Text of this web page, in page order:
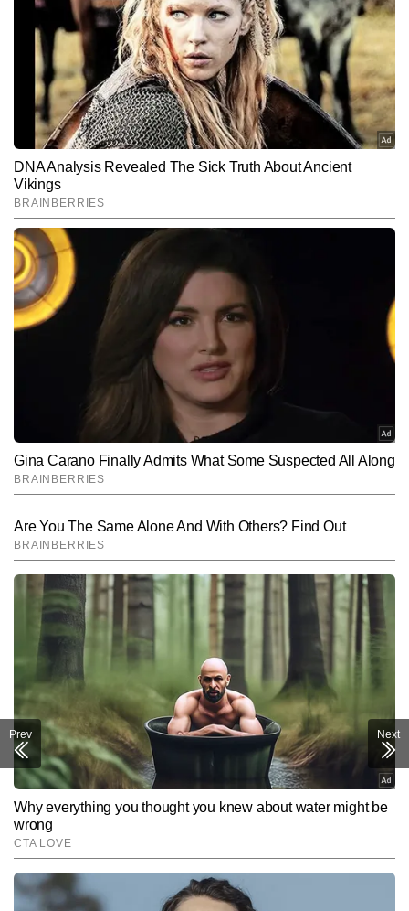
Subscribe to our daily Newsletter!
SUBMIT
Prev Next